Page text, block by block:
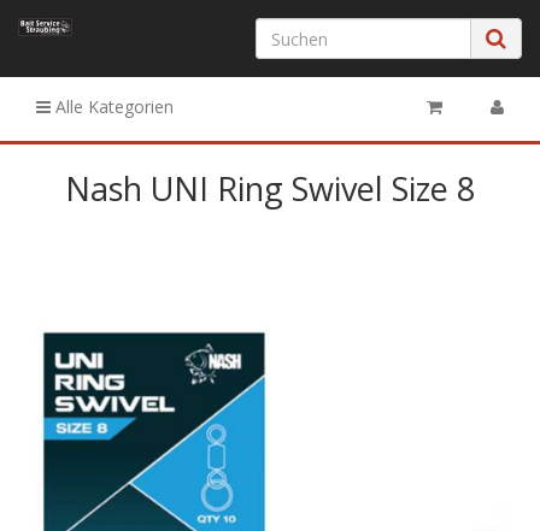
Alle Kategorien
Nash UNI Ring Swivel Size 8